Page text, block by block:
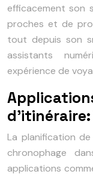
efficacement son
proches et de
tout depuis son
assistants
expérience de
La planification de
chronophage
applications